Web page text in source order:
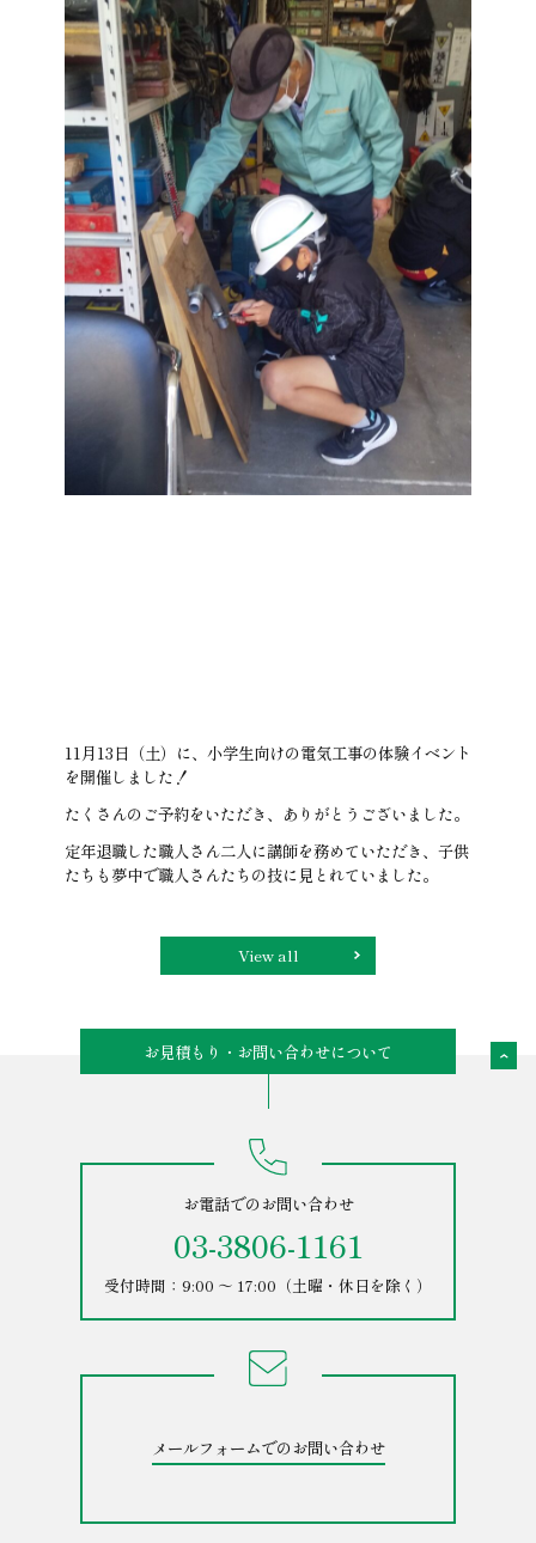
11月13日（土）に、小学生向けの電気工事の体験イベント
を開催しました！
たくさんのご予約をいただき、ありがとうございました。
定年退職した職人さん二人に講師を務めていただき、子供
たちも夢中で職人さんたちの技に見とれていました。
View all
お見積もり・お問い合わせについて
お電話でのお問い合わせ
03-3806-1161
受付時間：9:00 ～ 17:00（土曜・休日を除く）
メールフォームでのお問い合わせ